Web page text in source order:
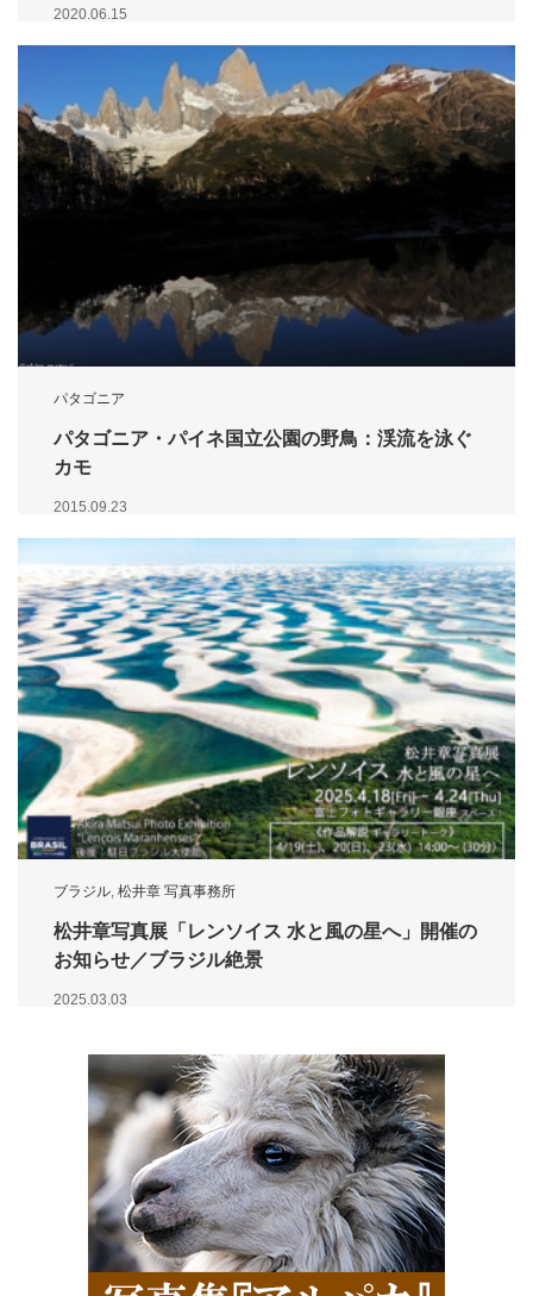
2020.06.15
パタゴニア
パタゴニア・パイネ国立公園の野鳥：渓流を泳ぐ
カモ
2015.09.23
ブラジル 松井章 写真事務所
松井章写真展「レンソイス 水と風の星へ」開催の
お知らせ／ブラジル絶景
2025.03.03